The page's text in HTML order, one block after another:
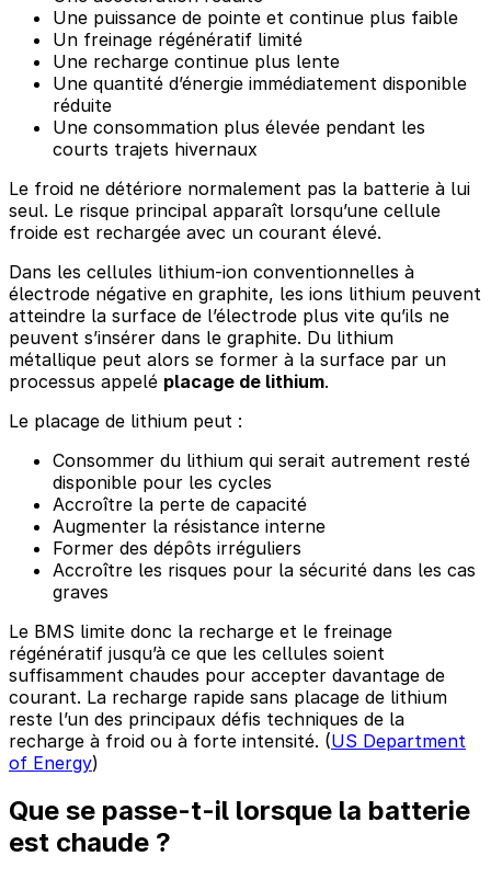
Une puissance de pointe et continue plus faible
Un freinage régénératif limité
Une recharge continue plus lente
Une quantité d’énergie immédiatement disponible
réduite
Une consommation plus élevée pendant les
courts trajets hivernaux
Le froid ne détériore normalement pas la batterie à lui
seul. Le risque principal apparaît lorsqu’une cellule
froide est rechargée avec un courant élevé.
Dans les cellules lithium-ion conventionnelles à
électrode négative en graphite, les ions lithium peuvent
atteindre la surface de l’électrode plus vite qu’ils ne
peuvent s’insérer dans le graphite. Du lithium
métallique peut alors se former à la surface par un
processus appelé placage de lithium.
Le placage de lithium peut :
Consommer du lithium qui serait autrement resté
disponible pour les cycles
Accroître la perte de capacité
Augmenter la résistance interne
Former des dépôts irréguliers
Accroître les risques pour la sécurité dans les cas
graves
Le BMS limite donc la recharge et le freinage
régénératif jusqu’à ce que les cellules soient
suffisamment chaudes pour accepter davantage de
courant. La recharge rapide sans placage de lithium
reste l’un des principaux défis techniques de la
recharge à froid ou à forte intensité. (US Department
of Energy)
Que se passe-t-il lorsque la batterie
est chaude ?